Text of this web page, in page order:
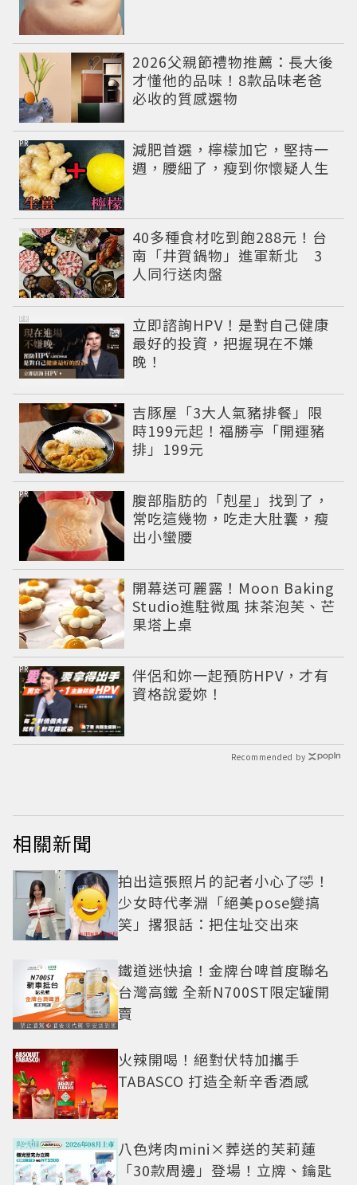
2026父親節禮物推薦：長大後
才懂他的品味！8款品味老爸
必收的質感選物
減肥首選，檸檬加它，堅持一
週，腰細了，瘦到你懷疑人生
PR
40多種食材吃到飽288元！台
南「井賀鍋物」進軍新北 3
人同行送肉盤
立即諮詢HPV！是對自己健康
最好的投資，把握現在不嫌
晚！
PR
吉豚屋「3大人氣豬排餐」限
時199元起！福勝亭「開運豬
排」199元
腹部脂肪的「剋星」找到了，
常吃這幾物，吃走大肚囊，瘦
出小蠻腰
PR
開幕送可麗露！Moon Baking
Studio進駐微風 抹茶泡芙、芒
果塔上桌
伴侶和妳一起預防HPV，才有
資格說愛妳！
PR
Recommended by
相關新聞
拍出這張照片的記者小心了🤣！
少女時代孝淵「絕美pose變搞
笑」撂狠話：把住址交出來
鐵道迷快搶！金牌台啤首度聯名
台灣高鐵 全新N700ST限定罐開
賣
火辣開喝！絕對伏特加攜手
TABASCO 打造全新辛香酒感
八色烤肉mini×葬送的芙莉蓮
「30款周邊」登場！立牌、鑰匙